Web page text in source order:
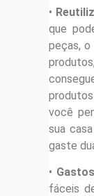
•
que
peças,
você
sua
gaste
•
fáceis